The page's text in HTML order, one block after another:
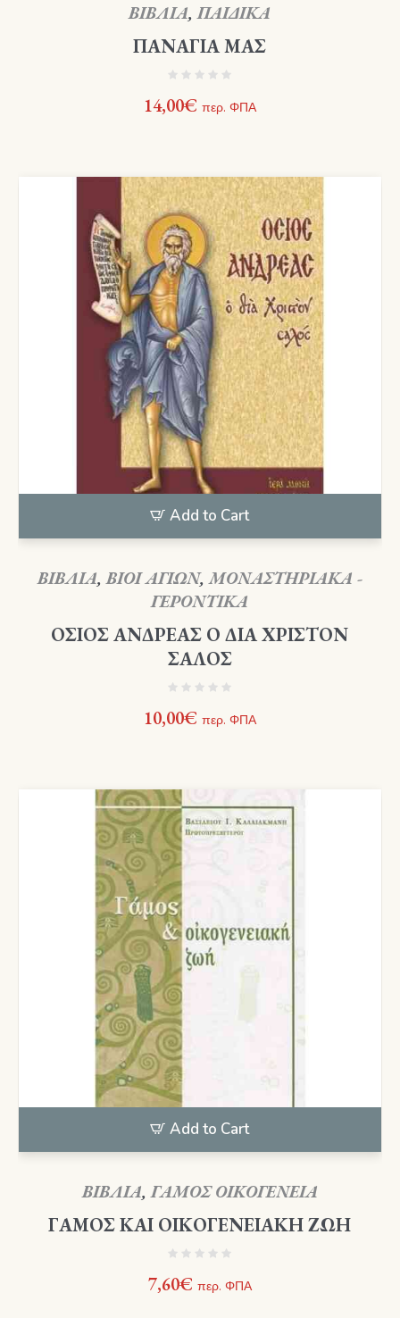
ΒΙΒΛΙΑ,ΠΑΙΔΙΚΑ
ΠΑΝΑΓΙΑ ΜΑΣ
14,00€ περ. ΦΠΑ
Add to Cart
ΒΙΒΛΙΑ,ΒΙΟΙ ΑΓΙΩΝ,ΜΟΝΑΣΤΗΡΙΑΚΑ -
ΓΕΡΟΝΤΙΚΑ
ΟΣΙΟΣ ΑΝΔΡΕΑΣ Ο ΔΙΑ ΧΡΙΣΤΟΝ
ΣΑΛΟΣ
10,00€ περ. ΦΠΑ
Add to Cart
ΒΙΒΛΙΑ,ΓΑΜΟΣ ΟΙΚΟΓΕΝΕΙΑ
ΓΑΜΟΣ ΚΑΙ ΟΙΚΟΓΕΝΕΙΑΚΗ ΖΩΗ
7,60€ περ. ΦΠΑ